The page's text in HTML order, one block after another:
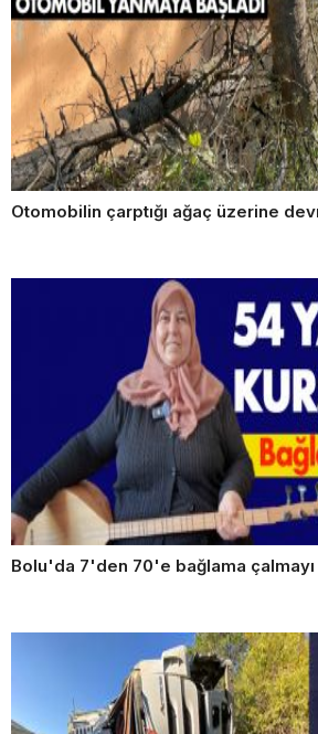
Otomobilin çarptığı ağaç üzerine
Bolu'da 7'den 70'e bağlama